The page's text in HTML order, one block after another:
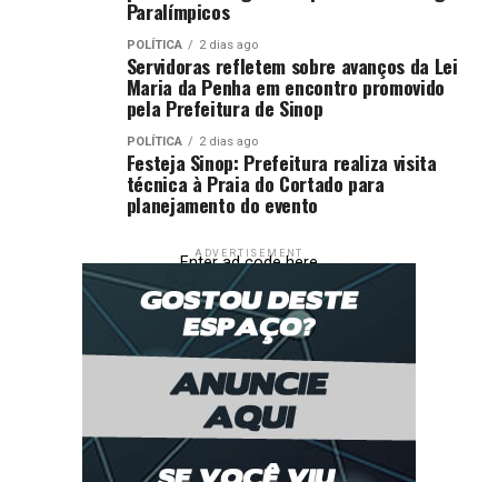
Paralímpicos
POLÍTICA 2 dias ago
Servidoras refletem sobre avanços da Lei
Maria da Penha em encontro promovido
pela Prefeitura de Sinop
POLÍTICA 2 dias ago
Festeja Sinop: Prefeitura realiza visita
técnica à Praia do Cortado para
planejamento do evento
ADVERTISEMENT
Enter ad code here